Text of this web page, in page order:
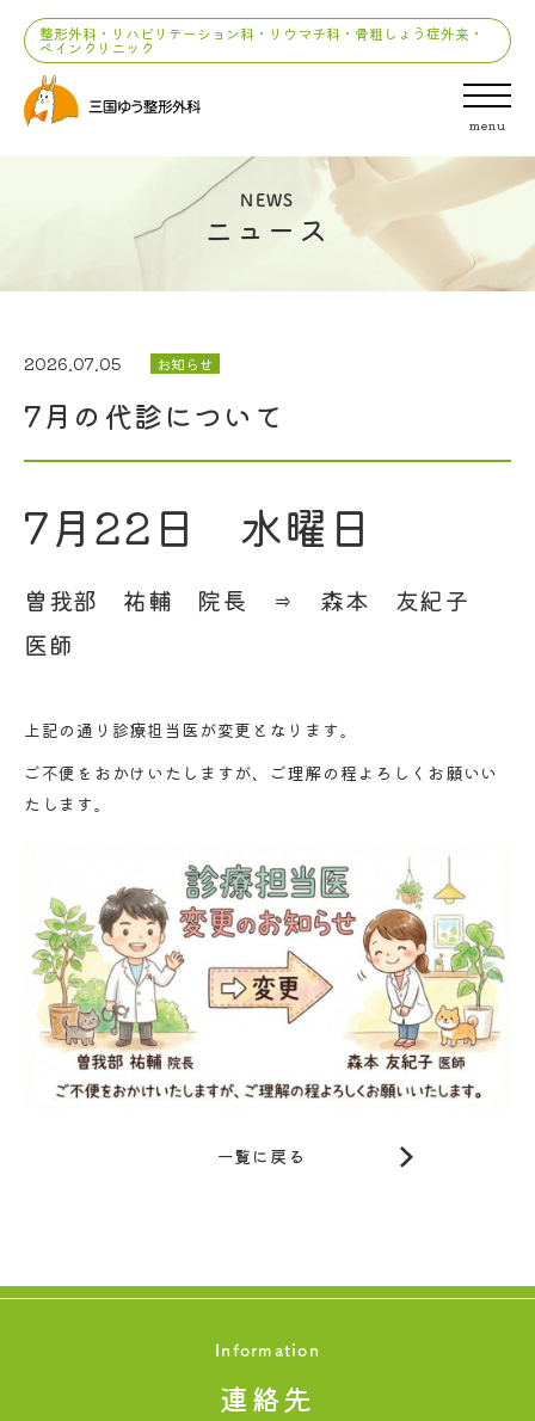
整形外科・リハビリテーション科・リウマチ科・骨粗しょう症外来・
ペインクリニック
menu
NEWS
ニュース
2026.07.05 お知らせ
7月の代診について
7月22日 水曜日
曽我部 祐輔 院長 ⇒ 森本 友紀子
医師
上記の通り診療担当医が変更となります。
ご不便をおかけいたしますが、ご理解の程よろしくお願いい
たします。
一覧に戻る
Information
連絡先